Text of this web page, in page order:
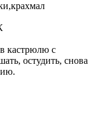
кастрюлю с
остудить, снова